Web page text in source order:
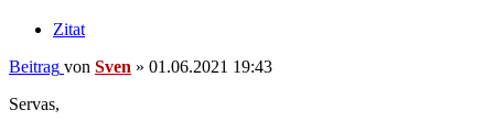
Zitat
Beitrag von Sven » 01.06.2021 19:43
Servas,